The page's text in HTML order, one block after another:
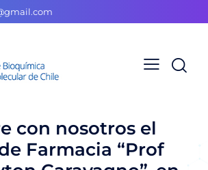
con nosotros el
Farmacia “Prof